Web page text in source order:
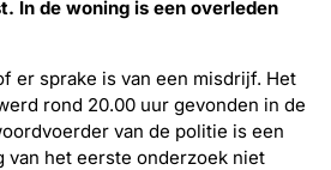
In de woning is een overleden
er sprake is van een misdrijf. Het
rond 20.00 uur gevonden in de
van de politie is een
van het eerste onderzoek niet